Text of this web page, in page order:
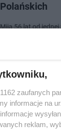
Polańskich
Mija 56 lat od
zaufanych
informacje na
reklam,